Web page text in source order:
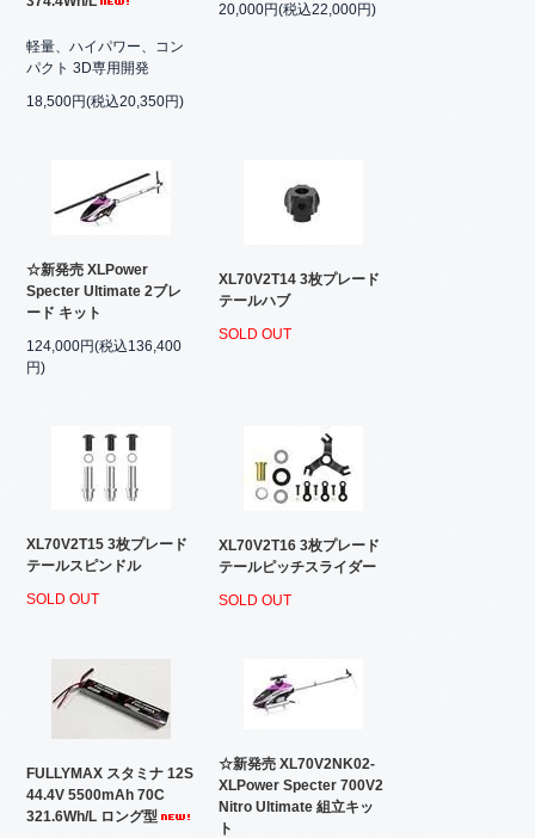
軽量、ハイパワー、コン
パクト 3D専用開発
18,500円(税込20,350円)
20,000円(税込22,000円)
☆新発売 XLPower
Specter Ultimate 2ブレ
ード キット
124,000円(税込136,400
円)
XL70V2T14 3枚プレード
テールハブ
SOLD OUT
XL70V2T15 3枚プレード
テールスピンドル
SOLD OUT
XL70V2T16 3枚プレード
テールピッチスライダー
SOLD OUT
FULLYMAX スタミナ 12S
44.4V 5500mAh 70C
321.6Wh/L ロング型
☆新発売 XL70V2NK02-
XLPower Specter 700V2
Nitro Ultimate 組立キッ
ト